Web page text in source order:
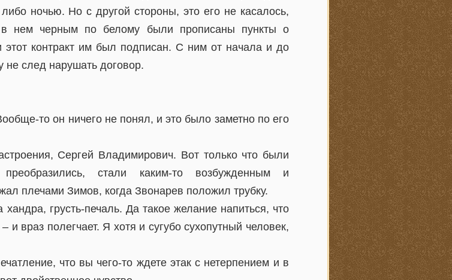
ночью. Но с другой стороны, это его не касалось,
в нем черным по белому были прописаны пункты о
этот контракт им был подписан. С ним от начала и до
не след нарушать договор.
то он ничего не понял, и это было заметно по его
Сергей Владимирович. Вот только что были
стали каким-то возбужденным и
плечами Зимов, когда Звонарев положил трубку.
грусть-печаль. Да такое желание напиться, что
враз полегчает. Я хотя и сугубо сухопутный человек,
что вы чего-то ждете этак с нетерпением и в